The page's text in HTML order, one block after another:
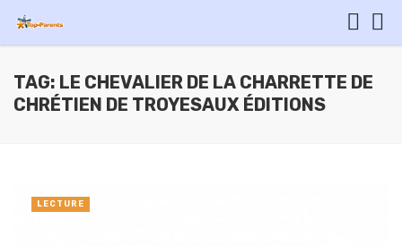
TAG: LE CHEVALIER DE LA CHARRETTE DE
CHRÉTIEN DE TROYESAUX ÉDITIONS
LECTURE